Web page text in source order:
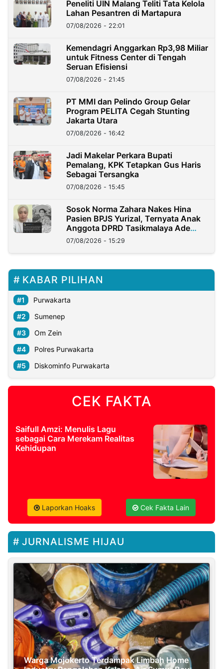
Peneliti UIN Malang Teliti Tata Kelola
Lahan Pesantren di Martapura
07/08/2026 - 22:01
Kemendagri Anggarkan Rp3,98 Miliar
untuk Fitness Center di Tengah
Seruan Efisiensi
07/08/2026 - 21:45
PT MMI dan Pelindo Group Gelar
Program PELITA Cegah Stunting
Jakarta Utara
07/08/2026 - 16:42
Jadi Makelar Perkara Bupati
Pemalang, KPK Tetapkan Gus Haris
Sebagai Tersangka
07/08/2026 - 15:45
Sosok Norma Zahara Nakes Hina
Pasien BPJS Yurizal, Ternyata Anak
Anggota DPRD Tasikmalaya Ade
Lukman
07/08/2026 - 15:29
KABAR PILIHAN
Purwakarta
Sumenep
Om Zein
Polres Purwakarta
Diskominfo Purwakarta
CEK FAKTA
Saifull Amzi: Menulis Lagu
sebagai Cara Merekam Realitas
Kehidupan
Laporkan Hoaks Cek Fakta Lain
JURNALISME HIJAU
Warga Mojokerto Terdampak Limbah Home